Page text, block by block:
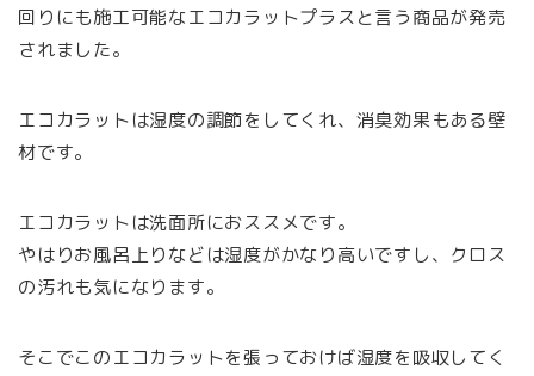
回りにも施工可能なエコカラットプラスと言う商品が発売
されました。
エコカラットは湿度の調節をしてくれ、消臭効果もある壁
材です。
エコカラットは洗面所におススメです。
やはりお風呂上りなどは湿度がかなり高いですし、クロス
の汚れも気になります。
そこでこのエコカラットを張っておけば湿度を吸収してく